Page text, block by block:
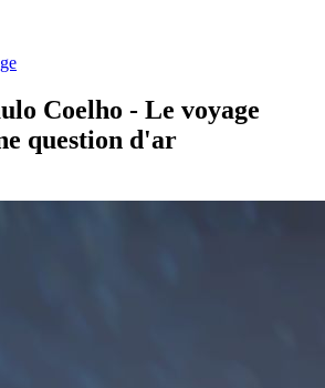
Coelho - Le voyage
question d'ar